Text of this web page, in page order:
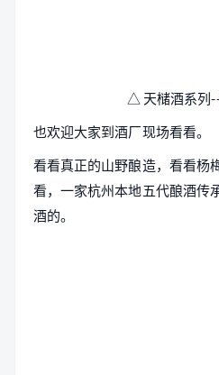
△ 天槠酒系列
也欢迎大家到酒厂现场看看。
看看真正的山野酿造，看看杨
看，一家杭州本地五代酿酒传
酒的。